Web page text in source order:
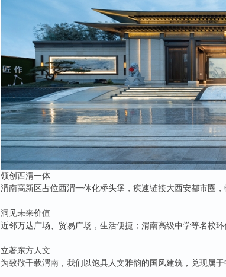
领创西渭一体
渭南高新区占位西渭一体化桥头堡，疾速链接大西安都市圈，
洞见未来价值
近邻万达广场、贸易广场，生活便捷；渭南高级中学等名校环
立著东方人文
为致敬千载渭南，我们以饱具人文雅韵的国风建筑，兑现属于